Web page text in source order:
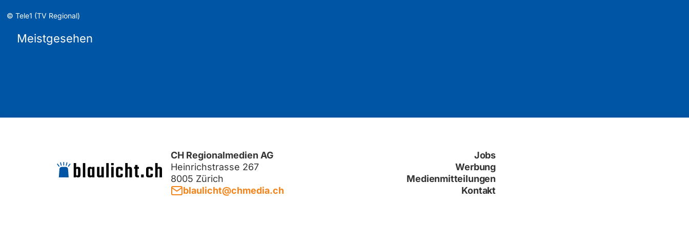
© Tele1 (TV Regional)
Meistgesehen
CH Regionalmedien AG
Heinrichstrasse 267
8005 Zürich
blaulicht@chmedia.ch
Jobs
Werbung
Medienmitteilungen
Kontakt